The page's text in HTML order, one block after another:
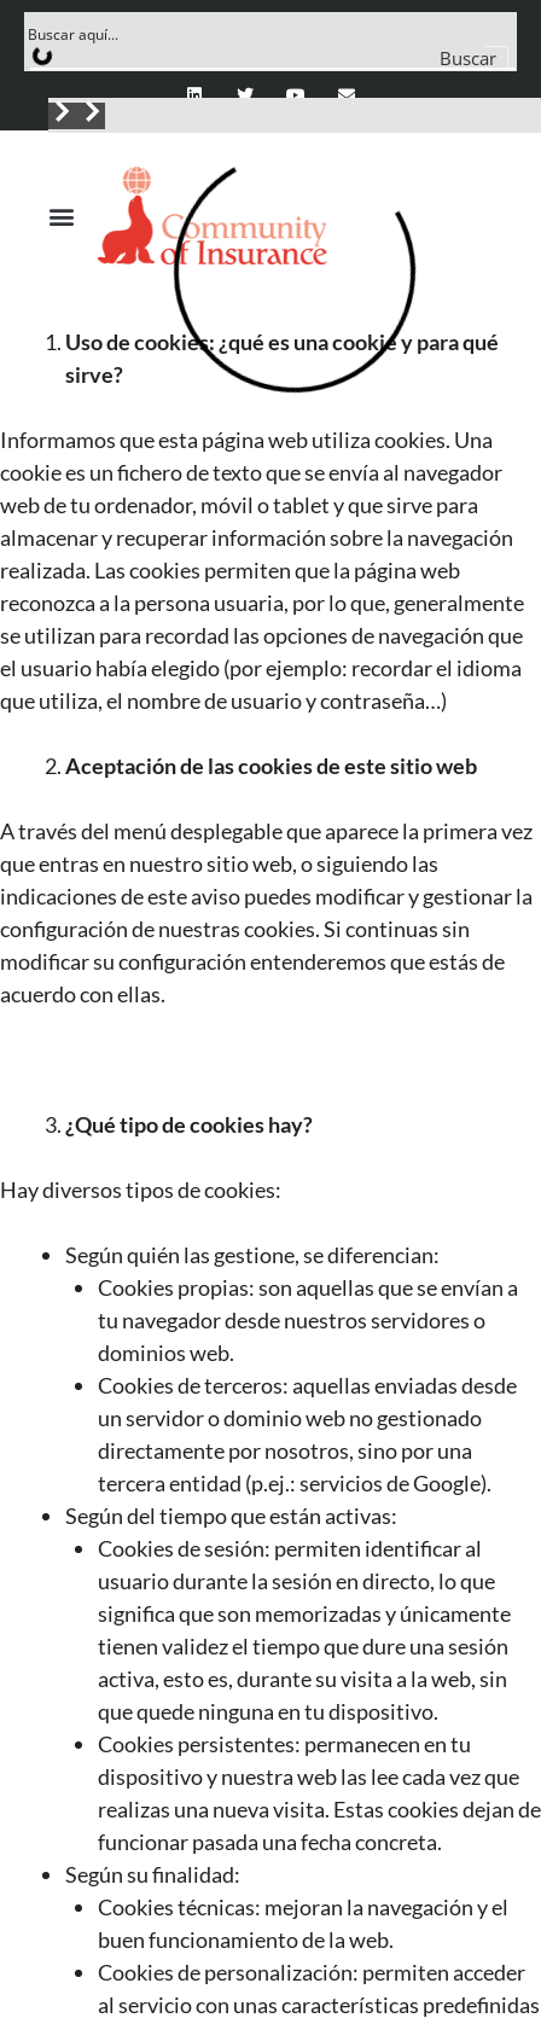
Buscar
Uso de cookies: ¿qué es una cookie y para qué
sirve?
Informamos que esta página web utiliza cookies. Una
cookie es un fichero de texto que se envía al navegador
web de tu ordenador, móvil o tablet y que sirve para
almacenar y recuperar información sobre la navegación
realizada. Las cookies permiten que la página web
reconozca a la persona usuaria, por lo que, generalmente
se utilizan para recordad las opciones de navegación que
el usuario había elegido (por ejemplo: recordar el idioma
que utiliza, el nombre de usuario y contraseña…)
Aceptación de las cookies de este sitio web
A través del menú desplegable que aparece la primera vez
que entras en nuestro sitio web, o siguiendo las
indicaciones de este aviso puedes modificar y gestionar la
configuración de nuestras cookies. Si continuas sin
modificar su configuración entenderemos que estás de
acuerdo con ellas.
¿Qué tipo de cookies hay?
Hay diversos tipos de cookies:
Según quién las gestione, se diferencian:
Cookies propias: son aquellas que se envían a
tu navegador desde nuestros servidores o
dominios web.
Cookies de terceros: aquellas enviadas desde
un servidor o dominio web no gestionado
directamente por nosotros, sino por una
tercera entidad (p.ej.: servicios de Google).
Según del tiempo que están activas:
Cookies de sesión: permiten identificar al
usuario durante la sesión en directo, lo que
significa que son memorizadas y únicamente
tienen validez el tiempo que dure una sesión
activa, esto es, durante su visita a la web, sin
que quede ninguna en tu dispositivo.
Cookies persistentes: permanecen en tu
dispositivo y nuestra web las lee cada vez que
realizas una nueva visita. Estas cookies dejan de
funcionar pasada una fecha concreta.
Según su finalidad:
Cookies técnicas: mejoran la navegación y el
buen funcionamiento de la web.
Cookies de personalización: permiten acceder
al servicio con unas características predefinidas